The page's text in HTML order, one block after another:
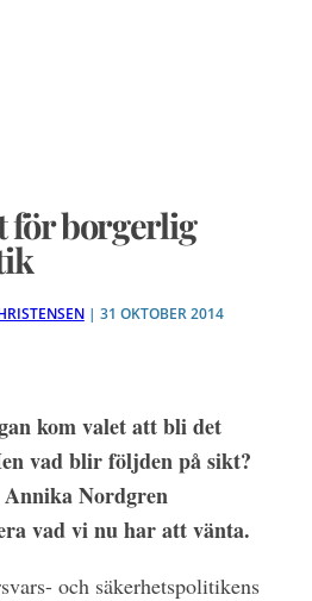
för borgerlig
| 31 OKTOBER 2014
kom valet att bli det
vad blir följden på sikt?
Nordgren
vad vi nu har att vänta.
och säkerhetspolitikens